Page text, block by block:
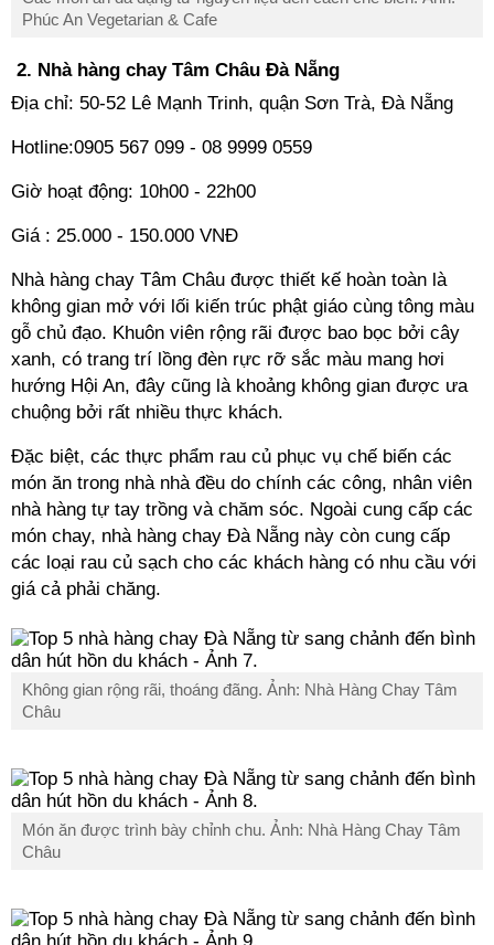
Phúc An Vegetarian & Cafe
2. Nhà hàng chay Tâm Châu Đà Nẵng
Địa chỉ: 50-52 Lê Mạnh Trinh, quận Sơn Trà, Đà Nẵng
Hotline:0905 567 099 - 08 9999 0559
Giờ hoạt động: 10h00 - 22h00
Giá : 25.000 - 150.000 VNĐ
Nhà hàng chay Tâm Châu được thiết kế hoàn toàn là
không gian mở với lối kiến trúc phật giáo cùng tông màu
gỗ chủ đạo. Khuôn viên rộng rãi được bao bọc bởi cây
xanh, có trang trí lồng đèn rực rỡ sắc màu mang hơi
hướng Hội An, đây cũng là khoảng không gian được ưa
chuộng bởi rất nhiều thực khách.
Đặc biệt, các thực phẩm rau củ phục vụ chế biến các
món ăn trong nhà nhà đều do chính các công, nhân viên
nhà hàng tự tay trồng và chăm sóc. Ngoài cung cấp các
món chay, nhà hàng chay Đà Nẵng này còn cung cấp
các loại rau củ sạch cho các khách hàng có nhu cầu với
giá cả phải chăng.
Không gian rộng rãi, thoáng đãng. Ảnh: Nhà Hàng Chay Tâm
Châu
Món ăn được trình bày chỉnh chu. Ảnh: Nhà Hàng Chay Tâm
Châu